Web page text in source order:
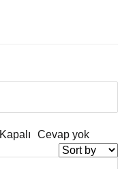
Kapalı Cevap yok